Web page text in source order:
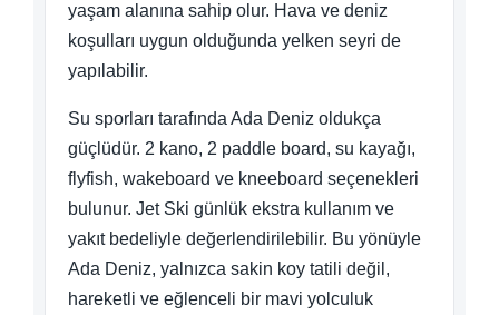
yaşam alanına sahip olur. Hava ve deniz
koşulları uygun olduğunda yelken seyri de
yapılabilir.
Su sporları tarafında Ada Deniz oldukça
güçlüdür. 2 kano, 2 paddle board, su kayağı,
flyfish, wakeboard ve kneeboard seçenekleri
bulunur. Jet Ski günlük ekstra kullanım ve
yakıt bedeliyle değerlendirilebilir. Bu yönüyle
Ada Deniz, yalnızca sakin koy tatili değil,
hareketli ve eğlenceli bir mavi yolculuk